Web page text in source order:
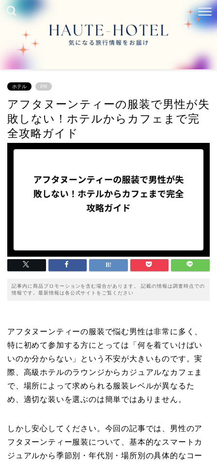
ホテル PR
アフタヌーンティーの服装で男性が失
敗しない！ホテルからカフェまで完
全攻略ガイド
記事内に商品プロモーションを含む場合があります。 記載の情報は調査時点での
情報です。最新情報は各公式サイトをご覧ください
アフタヌーンティーの服装で悩む男性は非常に多く、
特に初めて参加する方にとっては「何を着ていけばい
いのか分からない」という不安が大きいものです。実
際、高級ホテルのラウンジからカジュアルなカフェま
で、場所によって求められる服装レベルが異なるた
め、適切な装いを選ぶのは簡単ではありません。
しかし安心してください。今回の記事では、男性のア
フタヌーンティー服装について、基本的なスマートカ
ジュアルから季節別・年代別・場所別の具体的なコー